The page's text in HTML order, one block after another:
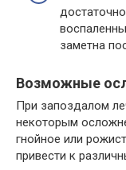
заметна
Возможные
При запоздалом
некоторым
гнойное или
привести к